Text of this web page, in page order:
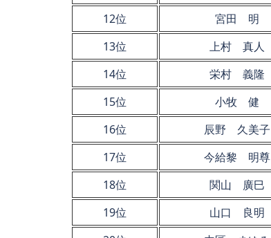
12位
宮田 明
13位
上村 真人
14位
栄村 義隆
15位
小牧 健
16位
辰野 久美子
17位
今給黎 明尊
18位
関山 廣巳
19位
山口 良明